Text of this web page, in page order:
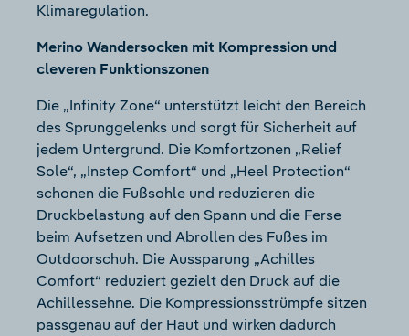
Klimaregulation.
Merino Wandersocken mit Kompression und
cleveren Funktionszonen
Die „Infinity Zone“ unterstützt leicht den Bereich
des Sprunggelenks und sorgt für Sicherheit auf
jedem Untergrund. Die Komfortzonen „Relief
Sole“, „Instep Comfort“ und „Heel Protection“
schonen die Fußsohle und reduzieren die
Druckbelastung auf den Spann und die Ferse
beim Aufsetzen und Abrollen des Fußes im
Outdoorschuh. Die Aussparung „Achilles
Comfort“ reduziert gezielt den Druck auf die
Achillessehne. Die Kompressionsstrümpfe sitzen
passgenau auf der Haut und wirken dadurch